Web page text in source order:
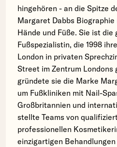
hingehören - an die Spitze
Margaret Dabbs
Hände und Füße. Sie ist
Fußspezialistin, die 1998
London in privaten
Street im Zentrum Londons
gründete sie die Marke
um Fußkliniken mit Nail-
Großbritannien und
stellte Teams von
professionellen
einzigartigen